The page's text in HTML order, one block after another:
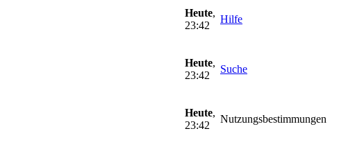
Heute,
23:42
Hilfe
Heute,
23:42
Suche
Heute,
23:42
Nutzungsbestimmungen